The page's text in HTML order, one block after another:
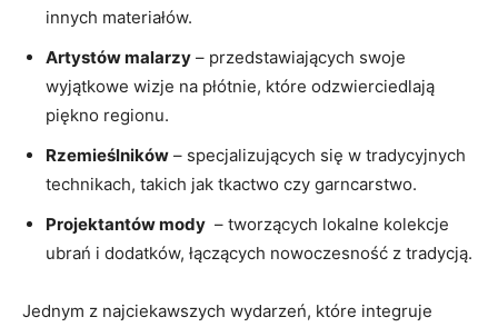
innych materiałów.
Artystów malarzy – ⁢przedstawiających swoje
wyjątkowe wizje‍ na ​płótnie, które odzwierciedlają‌
piękno ​regionu.
Rzemieślników ‍– ⁤specjalizujących się w‍ tradycyjnych
technikach,⁤ takich jak tkactwo ⁢czy garncarstwo.
Projektantów⁢ mody ⁤ –⁤ tworzących lokalne‍ kolekcje
⁣ubrań ⁢i dodatków, łączących nowoczesność z tradycją.
Jednym z najciekawszych wydarzeń, które integruje